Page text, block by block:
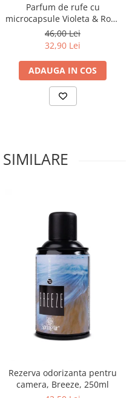
Parfum de rufe cu
microcapsule Violeta & Rosa
Indiana, 200ml
46,00 Lei
32,90 Lei
ADAUGA IN COS
Rezerva odorizanta pentru
camera, Breeze, 250ml